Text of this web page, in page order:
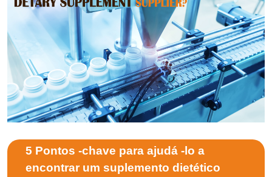
5 Pontos -chave para ajudá -lo a
encontrar um suplemento dietético